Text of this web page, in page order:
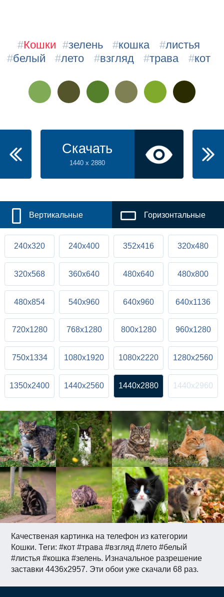
Качественая картинка на телефон из категории
Кошки. Теги: #кот #трава #взгляд #лето #белый
#листья #кошка #зелень. Изначальное разрешение
заставки 4436x2957. Эти обои уже скачали 68 раз.
#Кошки #зелень #кошка #листья
#белый #лето #взгляд #трава #кот
Скачать
1440 x 2880
Вертикальные Горизонтальные
240x320 240x400 352x416 320x480
320x568 360x640 480x640 480x800
480x854 540x960 640x960 640x1136
720x1280 768x1280 800x1280 960x1280
750x1334 1080x1920 1080x2220 1280x2560
1350x2400 1440x2560 1440x2880 1440x2960